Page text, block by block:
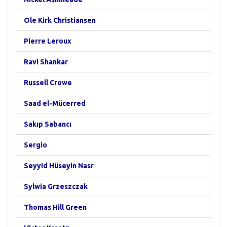
Ole Kirk Christiansen
Pierre Leroux
Ravi Shankar
Russell Crowe
Saad el-Mücerred
Sakıp Sabancı
Sergio
Seyyid Hüseyin Nasr
Sylwia Grzeszczak
Thomas Hill Green